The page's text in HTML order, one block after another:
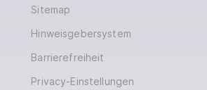
Sitemap
Hinweisgebersystem
Barrierefreiheit
Privacy-Einstellungen